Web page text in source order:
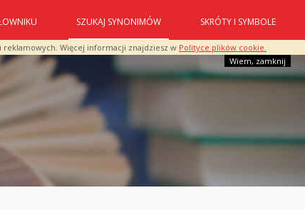
Więcej informacji znajdziesz w Polityce plików cookie.
Wiem, zamknij
SZUKAJ SYNONIMÓW SKRÓTY I SYMBOLE